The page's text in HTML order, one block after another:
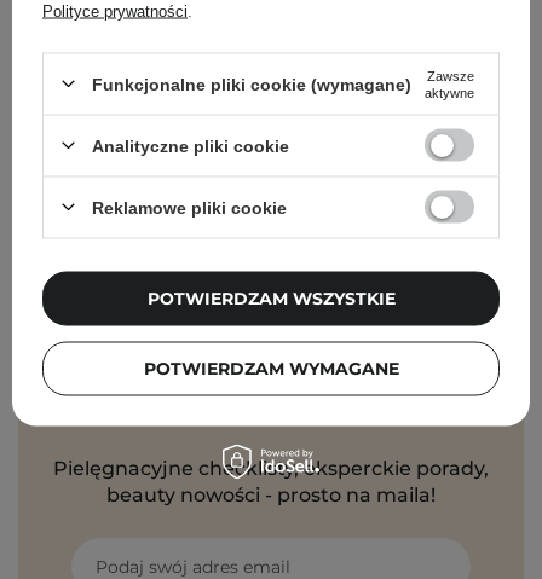
Holika Holika - Aloe Cica Waterproof Sunscreen
SPF50+/PA++++ - Łagodzący Krem z Filtrem
Przeciwsłonecznym - 100ml
79,00 zł
Pielęgnacyjne checklisty, eksperckie porady,
beauty nowości - prosto na maila!
Podaj swój adres email
Polityce prywatności
Funkcjonalne pliki cookie (wymagane)
Zawsze
aktywne
Analityczne pliki cookie
Reklamowe pliki cookie
POTWIERDZAM WYMAGANE
POTWIERDZAM WSZYSTKIE